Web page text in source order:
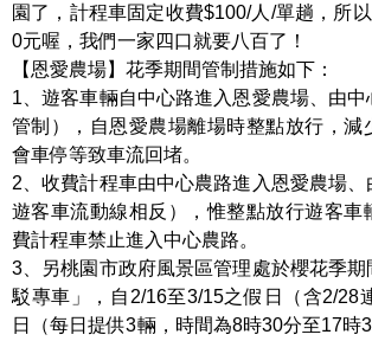
園了，計程車固定收費$100/人/單趟，所
0元喔，我們一家四口就要八百了！
【恩愛農場】花季期間管制措施如下：
1、遊客車輛自中心路進入恩愛農場、由中
管制），自恩愛農場離場時整點放行，減
會車停等致車流回堵。
2、收費計程車由中心農路進入恩愛農場
遊客車流動線相反），惟整點放行遊客車
費計程車禁止進入中心農路。
3、另桃園市政府風景區管理處於櫻花季
駁專車」，自2/16至3/15之假日（含2/28
日（每日提供3輛，時間為8時30分至17時